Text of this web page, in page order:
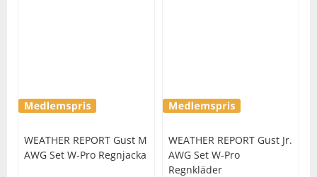
WEATHER REPORT Gust M
AWG Set W-Pro Regnjacka
WEATHER REPORT Gust Jr.
AWG Set W-Pro
Regnkläder